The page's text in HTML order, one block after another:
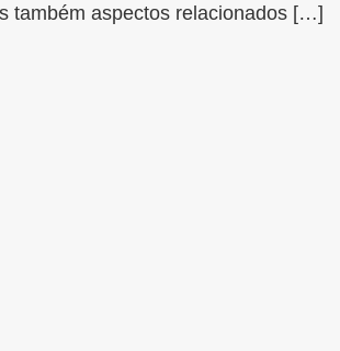
também aspectos relacionados […]